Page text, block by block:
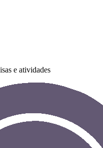
e atividades